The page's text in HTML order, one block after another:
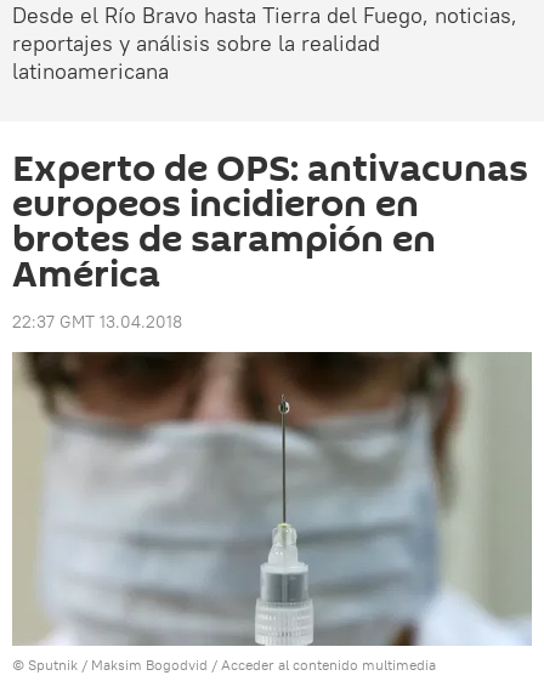
Desde el Río Bravo hasta Tierra del Fuego, noticias,
reportajes y análisis sobre la realidad
latinoamericana
Experto de OPS: antivacunas
europeos incidieron en
brotes de sarampión en
América
22:37 GMT 13.04.2018
© Sputnik / Maksim Bogodvid / Acceder al contenido multimedia